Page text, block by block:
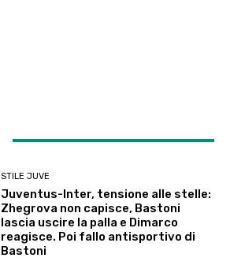
STILE JUVE
Juventus-Inter, tensione alle stelle:
Zhegrova non capisce, Bastoni
lascia uscire la palla e Dimarco
reagisce. Poi fallo antisportivo di
Bastoni